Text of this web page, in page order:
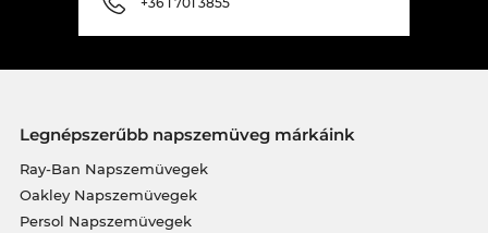
Legnépszerűbb napszemüveg márkáink
Ray-Ban Napszemüvegek
Oakley Napszemüvegek
Persol Napszemüvegek